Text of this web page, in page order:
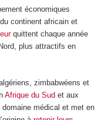
économiques
continent africain et
quittent chaque année
plus attractifs en
zimbabwéens et
Afrique du Sud et aux
médical et met en